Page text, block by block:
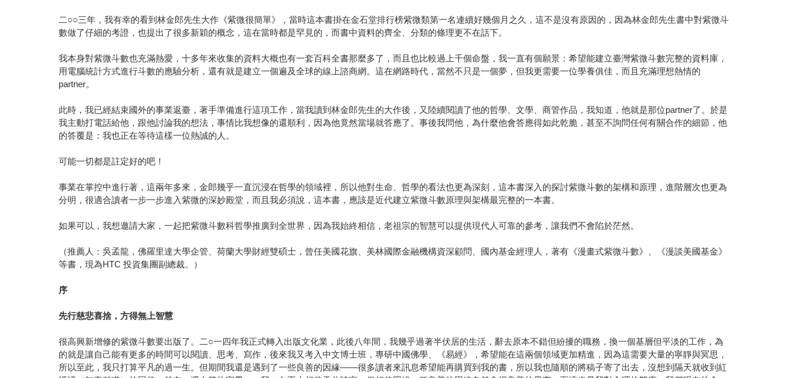
二○○三年，我有幸的看到林金郎先生大作《紫微很簡單》，當時這本書掛在金石堂排行榜紫微類第一名連續好幾個月之久，這不是沒有原因的，因為林金郎先生書中對紫微斗
數做了仔細的考證，也提出了很多新穎的概念，這在當時都是罕見的，而書中資料的齊全、分類的條理更不在話下。
我本身對紫微斗數也充滿熱愛，十多年來收集的資料大概也有一套百科全書那麼多了，而且也比較過上千個命盤，我一直有個願景：希望能建立臺灣紫微斗數完整的資料庫，
用電腦統計方式進行斗數的應驗分析，還有就是建立一個遍及全球的線上諮商網。這在網路時代，當然不只是一個夢，但我更需要一位學養俱佳，而且充滿理想熱情的
partner。
此時，我已經結束國外的事業返臺，著手準備進行這項工作，當我讀到林金郎先生的大作後，又陸續閱讀了他的哲學、文學、商管作品，我知道，他就是那位partner了。於是
我主動打電話給他，跟他討論我的想法，事情比我想像的還順利，因為他竟然當場就答應了。事後我問他，為什麼他會答應得如此乾脆，甚至不詢問任何有關合作的細節，他
的答覆是：我也正在等待這樣一位熱誠的人。
可能一切都是註定好的吧！
事業在掌控中進行著，這兩年多來，金郎幾乎一直沉浸在哲學的領域裡，所以他對生命、哲學的看法也更為深刻，這本書深入的探討紫微斗數的架構和原理，進階層次也更為
分明，很適合讀者一步一步進入紫微的深妙殿堂，而且我必須說，這本書，應該是近代建立紫微斗數原理與架構最完整的一本書。
如果可以，我想邀請大家，一起把紫微斗數科哲學推廣到全世界，因為我始終相信，老祖宗的智慧可以提供現代人可靠的參考，讓我們不會陷於茫然。
（推薦人：吳孟龍，佛羅里達大學企管、荷蘭大學財經雙碩士，曾任美國花旗、美林國際金融機構資深顧問、國內基金經理人，著有《漫畫式紫微斗數》、《漫談美國基金》
等書，現為HTC 投資集團副總裁。）
序
先行慈悲喜捨，方得無上智慧
很高興新增修的紫微斗數要出版了。二○一四年我正式轉入出版文化業，此後八年間，我幾乎過著半伏居的生活，辭去原本不錯但紛擾的職務，換一個基層但平淡的工作，為
的就是讓自己能有更多的時間可以閱讀、思考、寫作，後來我又考入中文博士班，專研中國佛學、《易經》，希望能在這兩個領域更加精進，因為這需要大量的寧靜與冥思，
所以至此，我只打算平凡的過一生。但期間我還是遇到了一些良善的因緣——很多讀者來訊息希望能再購買到我的書，所以我也隨順的將稿子寄了出去，沒想到隔天就收到紅